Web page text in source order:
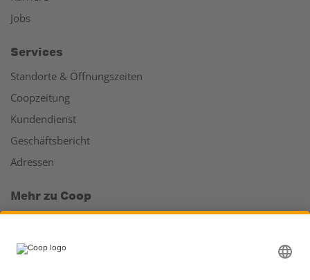
Jobs
Services
Standorte & Öffnungszeiten
Coopzeitung
Kundendienst
Geschäftsbericht
Adressen
Mehr zu Coop
Läden & Services